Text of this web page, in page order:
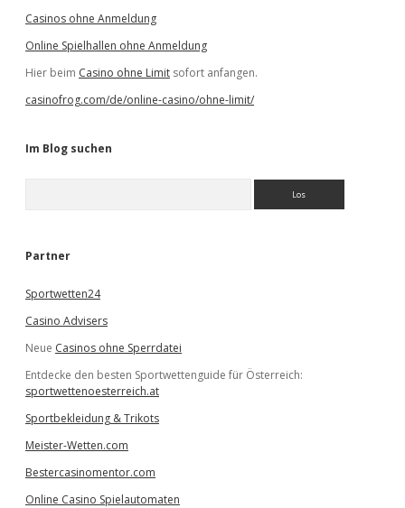
Casinos ohne Anmeldung
Online Spielhallen ohne Anmeldung
Hier beim Casino ohne Limit sofort anfangen.
casinofrog.com/de/online-casino/ohne-limit/
Im Blog suchen
e
Partner
Sportwetten24
Casino Advisers
Neue Casinos ohne Sperrdatei
Entdecke den besten Sportwettenguide für Österreich:
sportwettenoesterreich.at
Sportbekleidung & Trikots
Meister-Wetten.com
Bestercasinomentor.com
Online Casino Spielautomaten